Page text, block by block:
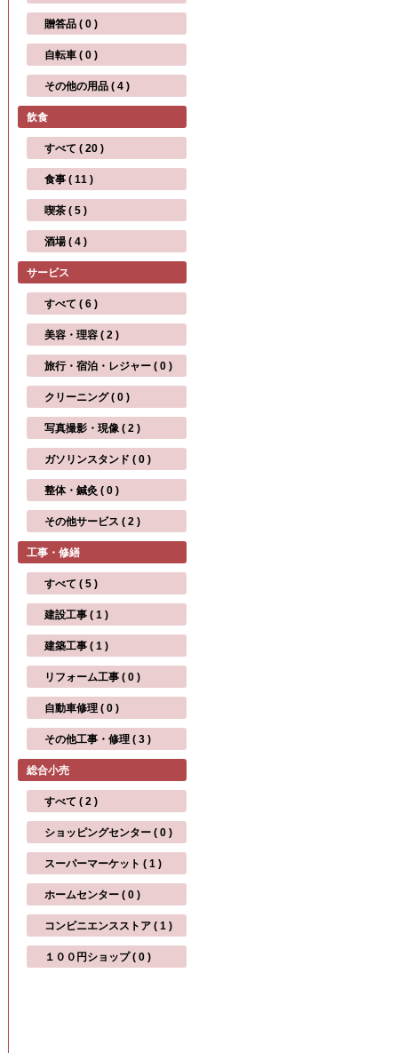
贈答品 ( 0 )
自転車 ( 0 )
その他の用品 ( 4 )
飲食
すべて ( 20 )
食事 ( 11 )
喫茶 ( 5 )
酒場 ( 4 )
サービス
すべて ( 6 )
美容・理容 ( 2 )
旅行・宿泊・レジャー ( 0 )
クリーニング ( 0 )
写真撮影・現像 ( 2 )
ガソリンスタンド ( 0 )
整体・鍼灸 ( 0 )
その他サービス ( 2 )
工事・修繕
すべて ( 5 )
建設工事 ( 1 )
建築工事 ( 1 )
リフォーム工事 ( 0 )
自動車修理 ( 0 )
その他工事・修理 ( 3 )
総合小売
すべて ( 2 )
ショッピングセンター ( 0 )
スーパーマーケット ( 1 )
ホームセンター ( 0 )
コンビニエンスストア ( 1 )
１００円ショップ ( 0 )